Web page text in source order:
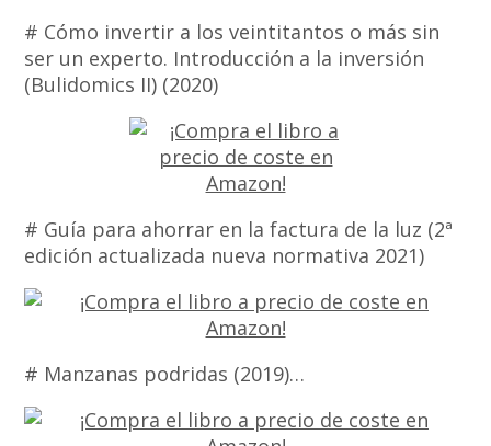
# Cómo invertir a los veintitantos o más sin
ser un experto. Introducción a la inversión
(Bulidomics II) (2020)
# Guía para ahorrar en la factura de la luz (2ª
edición actualizada nueva normativa 2021)
# Manzanas podridas (2019)…